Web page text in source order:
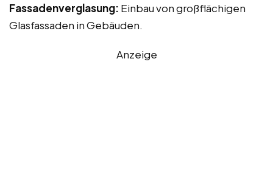
Fassadenverglasung: Einbau von großflächigen
Glasfassaden in Gebäuden.
Anzeige